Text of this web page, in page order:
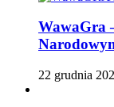
WawaGra
22 grudnia